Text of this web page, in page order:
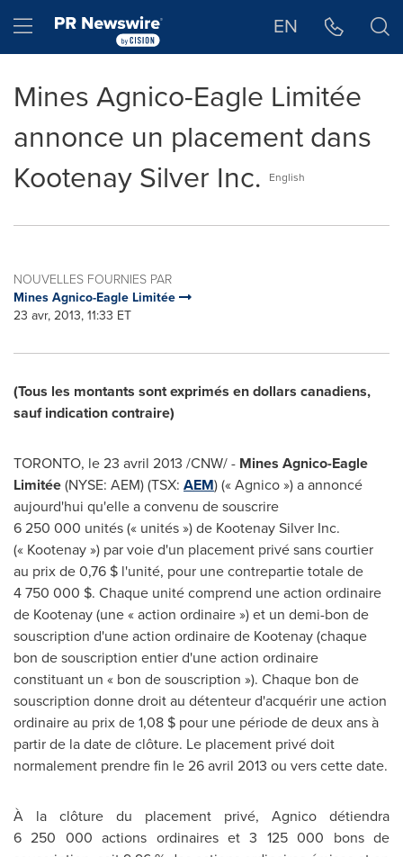
Hamburger menu EN
Mines Agnico-Eagle Limitée
annonce un placement dans
Kootenay Silver Inc.
English
NOUVELLES FOURNIES PAR
Mines Agnico-Eagle Limitée
23 avr, 2013, 11:33 ET
(Tous les montants sont exprimés en dollars canadiens,
sauf indication contraire)
TORONTO, le 23 avril 2013 /CNW/ - Mines Agnico-Eagle
Limitée(NYSE: AEM) (TSX: AEM) (« Agnico ») a annoncé
aujourd'hui qu'elle a convenu de souscrire
6 250 000 unités (« unités ») de Kootenay Silver Inc.
(« Kootenay ») par voie d'un placement privé sans courtier
au prix de 0,76 $ l'unité, pour une contrepartie totale de
4 750 000 $. Chaque unité comprend une action ordinaire
de Kootenay (une « action ordinaire ») et un demi-bon de
souscription d'une action ordinaire de Kootenay (chaque
bon de souscription entier d'une action ordinaire
constituant un « bon de souscription »). Chaque bon de
souscription donne droit au détenteur d'acquérir une action
ordinaire au prix de 1,08 $ pour une période de deux ans à
partir de la date de clôture. Le placement privé doit
normalement prendre fin le 26 avril 2013 ou vers cette date.
À la clôture du placement privé, Agnico détiendra
6 250 000 actions ordinaires et 3 125 000 bons de